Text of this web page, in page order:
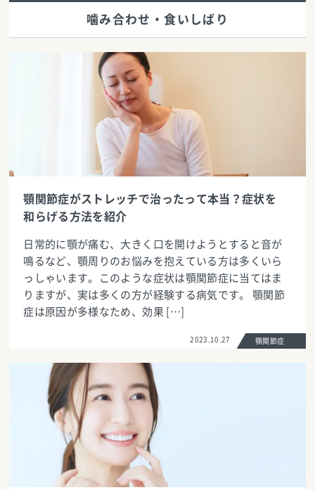
噛み合わせ・食いしばり
顎関節症がストレッチで治ったって本当？症状を
和らげる方法を紹介
日常的に顎が痛む、大きく口を開けようとすると音が
鳴るなど、顎周りのお悩みを抱えている方は多くいら
っしゃいます。このような症状は顎関節症に当てはま
りますが、実は多くの方が経験する病気です。 顎関節
症は原因が多様なため、効果 […]
2023.10.27 顎関節症